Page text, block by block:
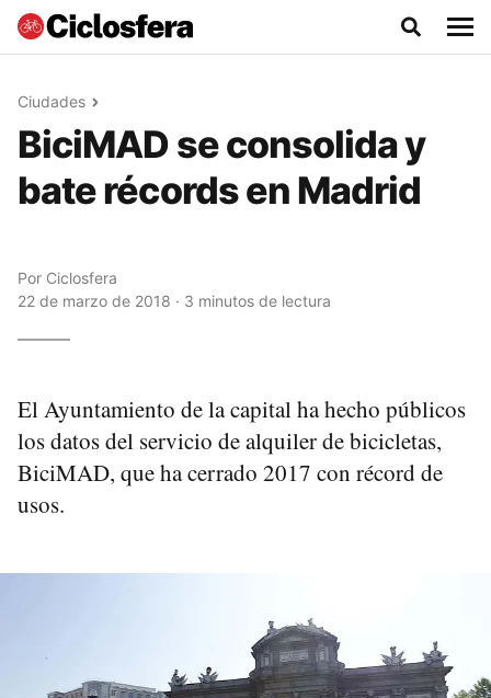
Ciudades
BiciMAD se consolida y
bate récords en Madrid
Por Ciclosfera
22 de marzo de 2018 · 3 minutos de lectura
El Ayuntamiento de la capital ha hecho públicos
los datos del servicio de alquiler de bicicletas,
BiciMAD, que ha cerrado 2017 con récord de
usos.